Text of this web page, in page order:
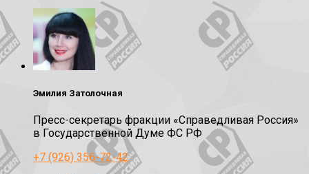
Эмилия Затолочная
Пресс-секретарь фракции «Справедливая Россия»
в Государственной Думе ФС РФ
+7 (926) 356-72-42